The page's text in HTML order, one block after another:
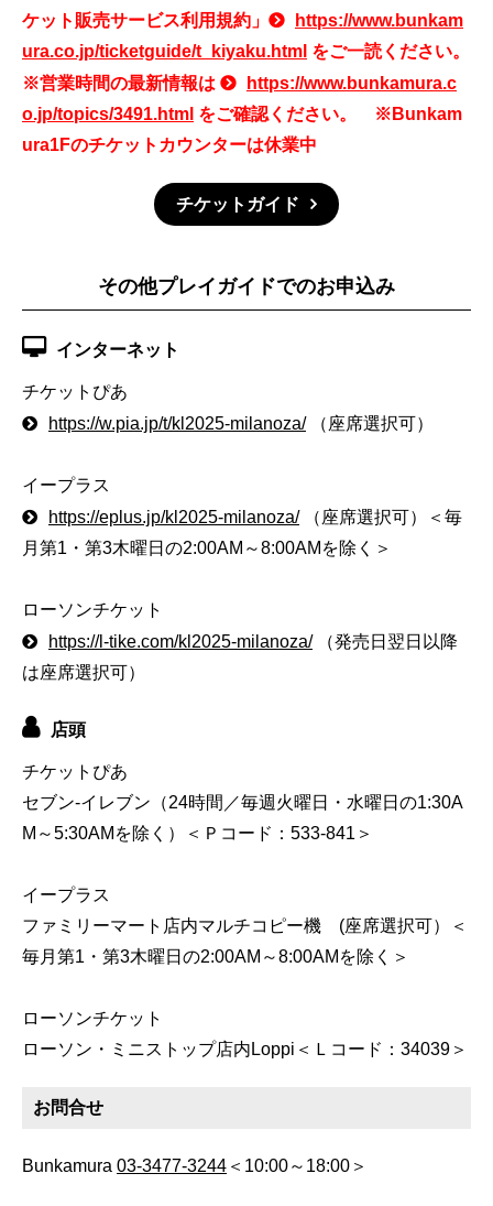
ケット販売サービス利用規約」
https://www.bunkam
ura.co.jp/ticketguide/t_kiyaku.html をご一読ください。
※営業時間の最新情報は
https://www.bunkamura.c
o.jp/topics/3491.html をご確認ください。 ※Bunkam
ura1Fのチケットカウンターは休業中
チケットガイド
その他プレイガイドでのお申込み
インターネット
チケットぴあ
https://w.pia.jp/t/kl2025-milanoza/（座席選択可）
イープラス
https://eplus.jp/kl2025-milanoza/（座席選択可）＜毎
月第1・第3木曜日の2:00AM～8:00AMを除く＞
ローソンチケット
https://l-tike.com/kl2025-milanoza/（発売日翌日以降
は座席選択可）
店頭
チケットぴあ
セブン-イレブン（24時間／毎週火曜日・水曜日の1:30A
M～5:30AMを除く）＜Ｐコード：533-841＞
イープラス
ファミリーマート店内マルチコピー機 (座席選択可）＜
毎月第1・第3木曜日の2:00AM～8:00AMを除く＞
ローソンチケット
ローソン・ミニストップ店内Loppi＜Ｌコード：34039＞
お問合せ
Bunkamura 03-3477-3244 ＜10:00～18:00＞